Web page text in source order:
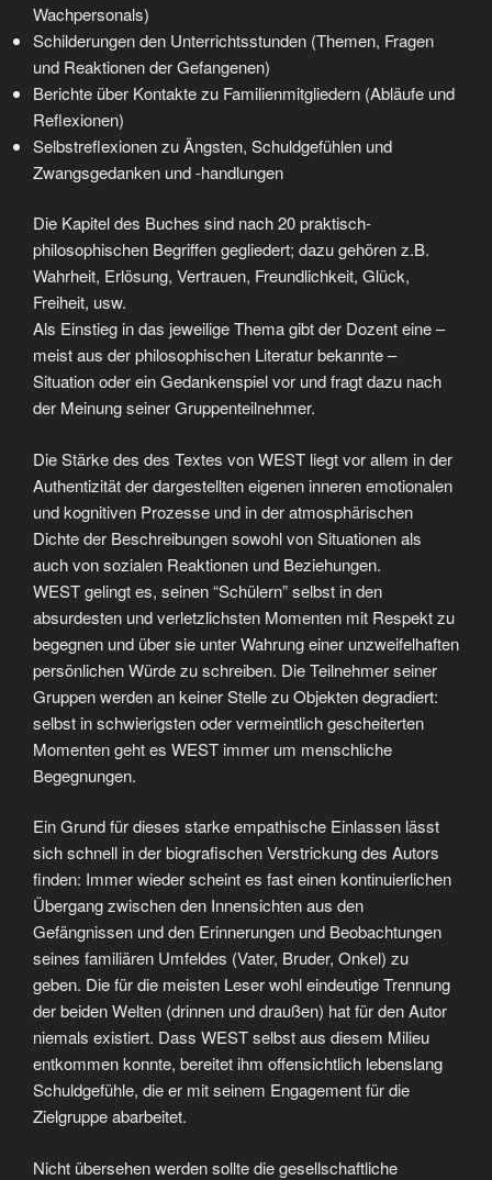
Wachpersonals)
Schilderungen den Unterrichtsstunden (Themen, Fragen
und Reaktionen der Gefangenen)
Berichte über Kontakte zu Familienmitgliedern (Abläufe und
Reflexionen)
Selbstreflexionen zu Ängsten, Schuldgefühlen und
Zwangsgedanken und -handlungen
Die Kapitel des Buches sind nach 20 praktisch-
philosophischen Begriffen gegliedert; dazu gehören z.B.
Wahrheit, Erlösung, Vertrauen, Freundlichkeit, Glück,
Freiheit, usw.
Als Einstieg in das jeweilige Thema gibt der Dozent eine –
meist aus der philosophischen Literatur bekannte –
Situation oder ein Gedankenspiel vor und fragt dazu nach
der Meinung seiner Gruppenteilnehmer.
Die Stärke des des Textes von WEST liegt vor allem in der
Authentizität der dargestellten eigenen inneren emotionalen
und kognitiven Prozesse und in der atmosphärischen
Dichte der Beschreibungen sowohl von Situationen als
auch von sozialen Reaktionen und Beziehungen.
WEST gelingt es, seinen “Schülern” selbst in den
absurdesten und verletzlichsten Momenten mit Respekt zu
begegnen und über sie unter Wahrung einer unzweifelhaften
persönlichen Würde zu schreiben. Die Teilnehmer seiner
Gruppen werden an keiner Stelle zu Objekten degradiert:
selbst in schwierigsten oder vermeintlich gescheiterten
Momenten geht es WEST immer um menschliche
Begegnungen.
Ein Grund für dieses starke empathische Einlassen lässt
sich schnell in der biografischen Verstrickung des Autors
finden: Immer wieder scheint es fast einen kontinuierlichen
Übergang zwischen den Innensichten aus den
Gefängnissen und den Erinnerungen und Beobachtungen
seines familiären Umfeldes (Vater, Bruder, Onkel) zu
geben. Die für die meisten Leser wohl eindeutige Trennung
der beiden Welten (drinnen und draußen) hat für den Autor
niemals existiert. Dass WEST selbst aus diesem Milieu
entkommen konnte, bereitet ihm offensichtlich lebenslang
Schuldgefühle, die er mit seinem Engagement für die
Zielgruppe abarbeitet.
Nicht übersehen werden sollte die gesellschaftliche